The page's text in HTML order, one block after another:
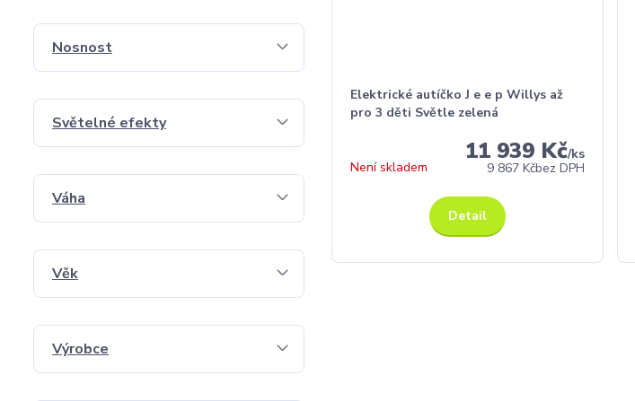
Elektrické autíčko J e e p Willys až
pro 3 děti Světle zelená
11 939 Kč/ks
9 867 Kčbez DPH
Není skladem
Detail
Nosnost
Světelné efekty
Váha
Věk
Výrobce